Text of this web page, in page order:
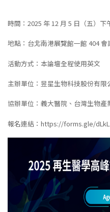
時間：2025 年 12 月 5 日（五）下
地點：台北南港展覽館一館 404 會
活動方式：本論壇全程使用英文
主辦單位：昱星生物科技股份有
協辦單位：義大醫院、台灣生物產
報名連結： https://forms.gle/